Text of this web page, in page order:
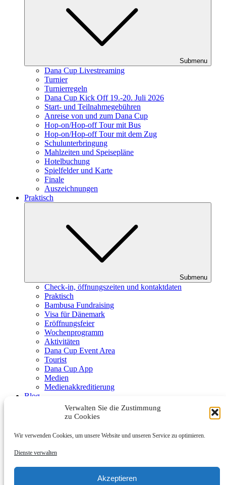
Verwalten Sie die Zustimmung
zu Cookies
Wir verwenden Cookies, um unsere Website und unseren Service zu optimieren.
Dienste verwalten
Akzeptieren
Submenu
Dana Cup Livestreaming
Turnier
Turnierregeln
Dana Cup Kick Off 19.-20. Juli 2026
Start- und Teilnahmegebühren
Anreise von und zum Dana Cup
Hop-on/Hop-off Tour mit Bus
Hop-on/Hop-off Tour mit dem Zug
Schulunterbringung
Mahlzeiten und Speisepläne
Hotelbuchung
Spielfelder und Karte
Finale
Auszeichnungen
Praktisch
Submenu
Check-in, öffnungszeiten und kontaktdaten
Praktisch
Bambusa Fundraising
Visa für Dänemark
Eröffnungsfeier
Wochenprogramm
Aktivitäten
Dana Cup Event Area
Tourist
Dana Cup App
Medien
Medienakkreditierung
Blog
Schiedsrichter